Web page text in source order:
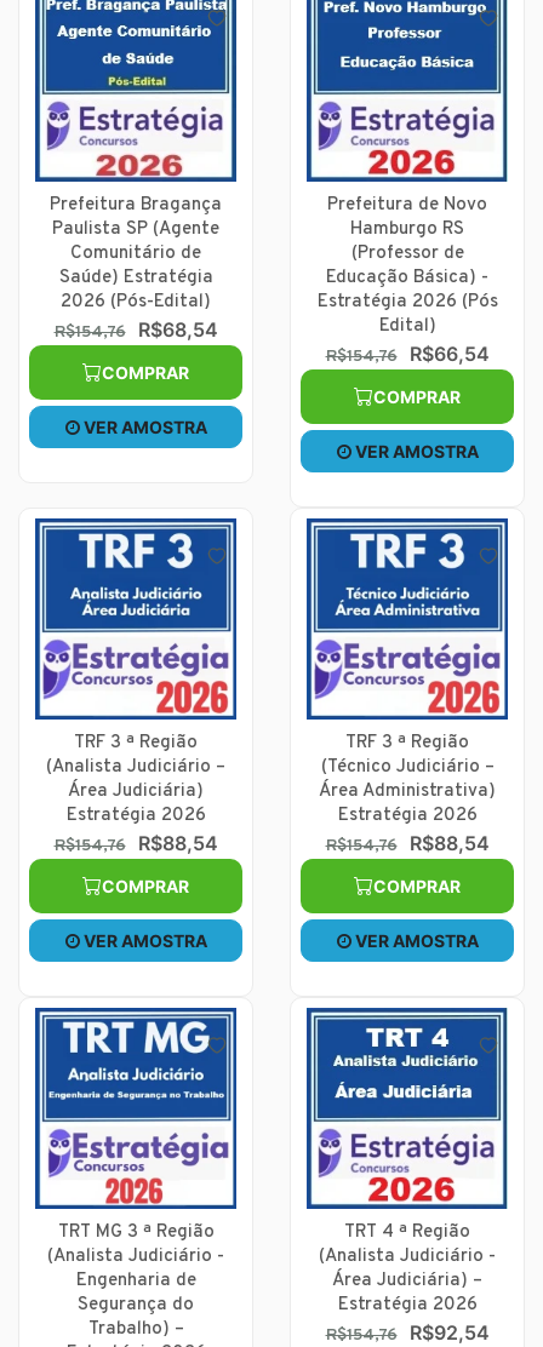
Prefeitura Bragança
Paulista SP (Agente
Comunitário de
Saúde) Estratégia
2026 (Pós-Edital)
R$154,76 R$68,54
COMPRAR
VER AMOSTRA
Prefeitura de Novo
Hamburgo RS
(Professor de
Educação Básica) -
Estratégia 2026 (Pós
Edital)
R$154,76 R$66,54
COMPRAR
VER AMOSTRA
TRF 3 ª Região
(Analista Judiciário –
Área Judiciária)
Estratégia 2026
R$154,76 R$88,54
COMPRAR
VER AMOSTRA
TRF 3 ª Região
(Técnico Judiciário –
Área Administrativa)
Estratégia 2026
R$154,76 R$88,54
COMPRAR
VER AMOSTRA
TRT MG 3 ª Região
(Analista Judiciário -
Engenharia de
Segurança do
Trabalho) –
TRT 4 ª Região
(Analista Judiciário -
Área Judiciária) –
Estratégia 2026
R$154,76 R$92,54